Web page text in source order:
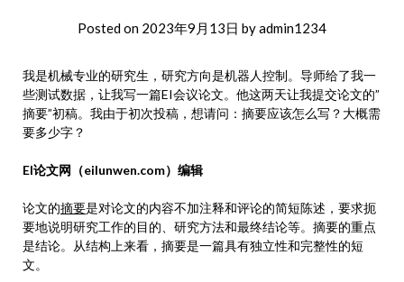
Posted on 2023年9月13日 byadmin1234
我是机械专业的研究生，研究方向是机器人控制。导师给了我一
些测试数据，让我写一篇EI会议论文。他这两天让我提交论文的”
摘要”初稿。我由于初次投稿，想请问：摘要应该怎么写？大概需
要多少字？
EI论文网（eilunwen.com）编辑
论文的摘要是对论文的内容不加注释和评论的简短陈述，要求扼
要地说明研究工作的目的、研究方法和最终结论等。摘要的重点
是结论。从结构上来看，摘要是一篇具有独立性和完整性的短
文。